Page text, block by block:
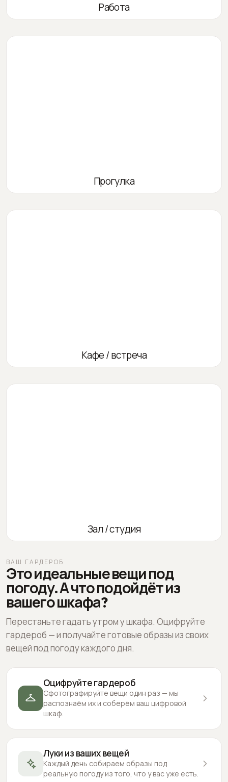
Работа
Прогулка
Кафе / встреча
Зал / студия
ВАШ ГАРДЕРОБ
Это идеальные вещи под
погоду. А что подойдёт из
вашего шкафа?
Перестаньте гадать утром у шкафа. Оцифруйте
гардероб — и получайте готовые образы из своих
вещей под погоду каждого дня.
Оцифруйте гардероб
Сфотографируйте вещи один раз — мы
распознаём их и соберём ваш цифровой
шкаф.
Луки из ваших вещей
Каждый день собираем образы под
реальную погоду из того, что у вас уже есть.